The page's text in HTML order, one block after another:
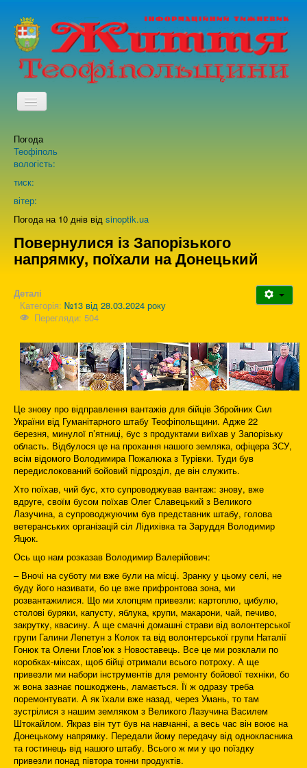
TPL_PROTOSTAR_TOGGLE_MENU
Про нас
Зворотній зв'язок
Погода
Теофіполь
вологість:
тиск:
вітер:
Погода на 10 днів від sinoptik.ua
Повернулися із Запорізького
напрямку, поїхали на Донецький
Деталі
Категорія: №13 від 28.03.2024 року
Перегляди: 504
Це знову про відправлення вантажів для бійців Збройних Сил
України від Гуманітарного штабу Теофіпольщини. Адже 22
березня, минулої п’ятниці, бус з продуктами виїхав у Запорізьку
область. Відбулося це на прохання нашого земляка, офіцера ЗСУ,
всім відомого Володимира Пожалюка з Турівки. Туди був
передислокований бойовий підрозділ, де він служить.
Хто поїхав, чий бус, хто супроводжував вантаж: знову, вже
вдруге, своїм бусом поїхав Олег Славецький з Великого
Лазучина, а супроводжуючим був представник штабу, голова
ветеранських організацій сіл Лідихівка та Заруддя Володимир
Яцюк.
Ось що нам розказав Володимир Валерійович:
– Вночі на суботу ми вже були на місці. Зранку у цьому селі, не
буду його називати, бо це вже прифронтова зона, ми
розвантажилися. Що ми хлопцям привезли: картоплю, цибулю,
столові буряки, капусту, яблука, крупи, макарони, чай, печиво,
закрутку, квасину. А ще смачні домашні страви від волонтерської
групи Галини Лепетун з Колок та від волонтерської групи Наталії
Гонюк та Олени Глов’юк з Новоставець. Все це ми розклали по
коробках-міксах, щоб бійці отримали всього потроху. А ще
привезли ми набори інструментів для ремонту бойової техніки, бо
ж вона зазнає пошкоджень, ламається. Її ж одразу треба
поремонтувати. А як їхали вже назад, через Умань, то там
зустрілися з нашим земляком з Великого Лазучина Василем
Штокайлом. Якраз він тут був на навчанні, а весь час він воює на
Донецькому напрямку. Передали йому передачу від однокласника
та гостинець від нашого штабу. Всього ж ми у цю поїздку
привезли понад півтора тонни продуктів.